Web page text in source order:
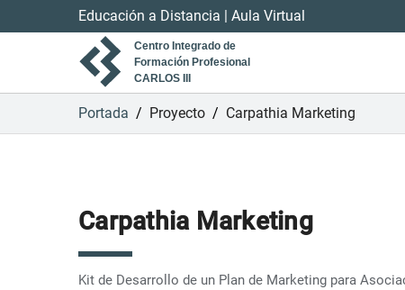
Educación a Distancia | Aula Virtual
Centro Integrado de
Formación Profesional
CARLOS III
Portada / Proyecto / Carpathia Marketing
Carpathia Marketing
Kit de Desarrollo de un Plan de Marketing para